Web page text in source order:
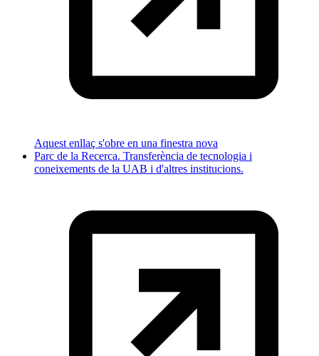
Aquest enllaç s'obre en una finestra nova
Parc de la Recerca. Transferència de tecnologia i
coneixements de la UAB i d'altres institucions.